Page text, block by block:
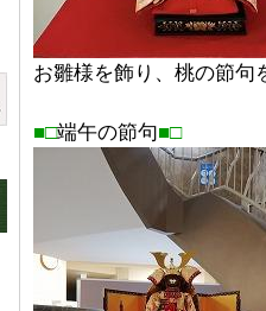
お雛様を飾り、桃の節句
■□端午の節句■□